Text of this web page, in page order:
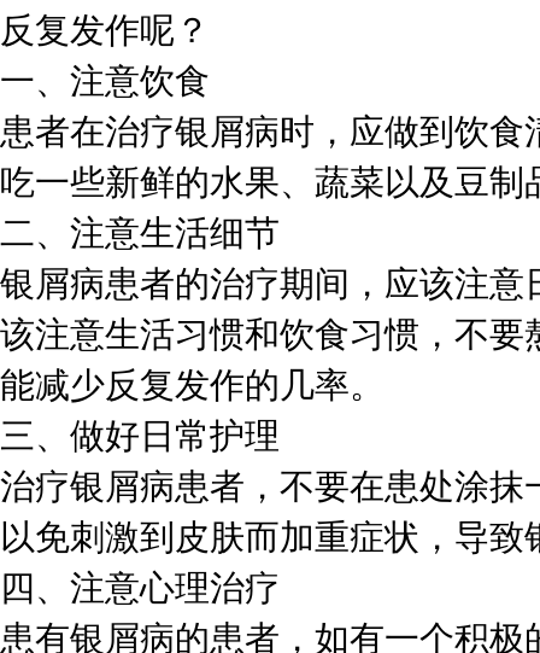
反复发作呢？
一、注意饮食
患者在治疗银屑病时，应做到饮
吃一些新鲜的水果、蔬菜以及豆制
二、注意生活细节
银屑病患者的治疗期间，应该注
该注意生活习惯和饮食习惯，不
能减少反复发作的几率。
三、做好日常护理
治疗银屑病患者，不要在患处涂
以免刺激到皮肤而加重症状，导
四、注意心理治疗
患有银屑病的患者，如有一个积